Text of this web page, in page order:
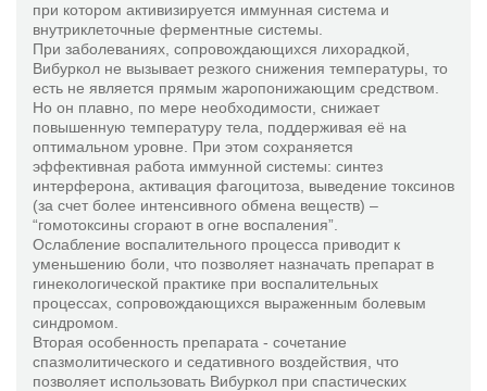
при котором активизируется иммунная система и
внутриклеточные ферментные системы.
При заболеваниях, сопровождающихся лихорадкой,
Вибуркол не вызывает резкого снижения температуры, то
есть не является прямым жаропонижающим средством.
Но он плавно, по мере необходимости, снижает
повышенную температуру тела, поддерживая её на
оптимальном уровне. При этом сохраняется
эффективная работа иммунной системы: синтез
интерферона, активация фагоцитоза, выведение токсинов
(за счет более интенсивного обмена веществ) –
“гомотоксины сгорают в огне воспаления”.
Ослабление воспалительного процесса приводит к
уменьшению боли, что позволяет назначать препарат в
гинекологической практике при воспалительных
процессах, сопровождающихся выраженным болевым
синдромом.
Вторая особенность препарата - сочетание
спазмолитического и седативного воздействия, что
позволяет использовать Вибуркол при спастических